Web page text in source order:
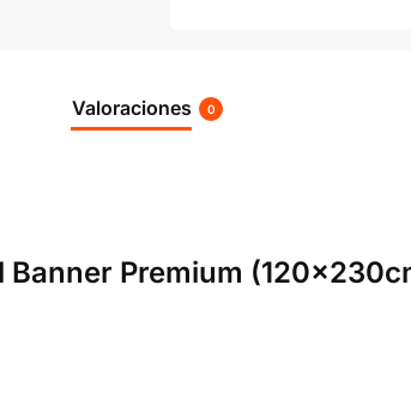
Valoraciones 0
Premium